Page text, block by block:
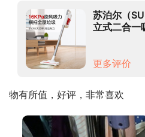
苏泊尔（
立式二合一
更多评价
物有所值，好评，非常喜欢